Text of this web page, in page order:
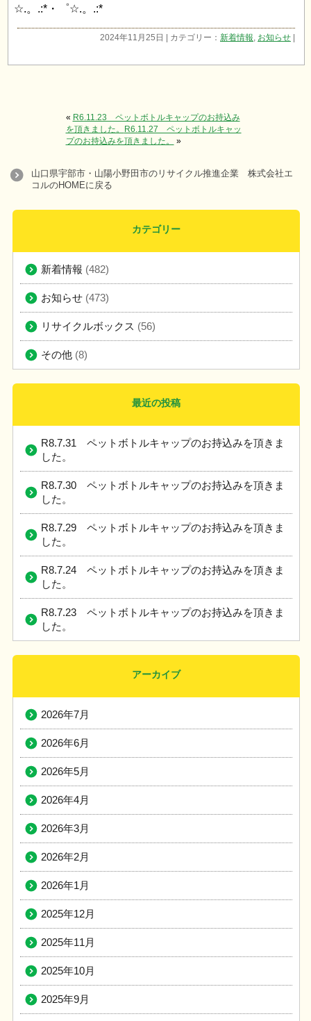
☆.。.:*・゜☆.。.:*
2024年11月25日 | カテゴリー：新着情報 お知らせ |
« R6.11.23 ペットボトルキャップのお持込み
を頂きました。
R6.11.27 ペットボトルキャッ
プのお持込みを頂きました。
»
山口県宇部市・山陽小野田市のリサイクル推進企業 株式会社エ
コルのHOMEに戻る
カテゴリー
新着情報 (482)
お知らせ (473)
リサイクルボックス (56)
その他 (8)
最近の投稿
R8.7.31 ペットボトルキャップのお持込みを頂きま
した。
R8.7.30 ペットボトルキャップのお持込みを頂きま
した。
R8.7.29 ペットボトルキャップのお持込みを頂きま
した。
R8.7.24 ペットボトルキャップのお持込みを頂きま
した。
R8.7.23 ペットボトルキャップのお持込みを頂きま
した。
アーカイブ
2026年7月
2026年6月
2026年5月
2026年4月
2026年3月
2026年2月
2026年1月
2025年12月
2025年11月
2025年10月
2025年9月